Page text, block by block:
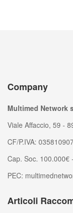
Company
Multimed Network
Viale Affaccio, 59 -
CF/P.IVA:
Cap. Soc. 100.000€
PEC:
Articoli